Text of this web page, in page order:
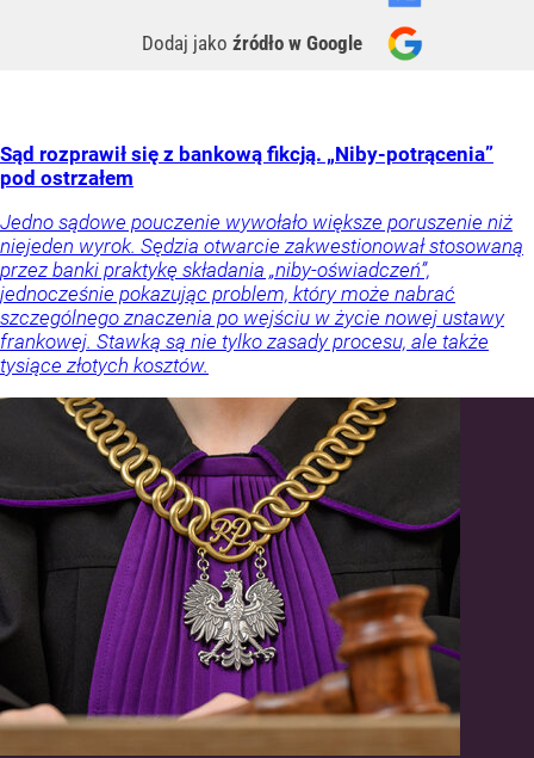
Dodaj jako źródło w Google
Sąd rozprawił się z bankową fikcją. „Niby-potrącenia”
pod ostrzałem
Jedno sądowe pouczenie wywołało większe poruszenie niż
niejeden wyrok. Sędzia otwarcie zakwestionował stosowaną
przez banki praktykę składania „niby-oświadczeń”,
jednocześnie pokazując problem, który może nabrać
szczególnego znaczenia po wejściu w życie nowej ustawy
frankowej. Stawką są nie tylko zasady procesu, ale także
tysiące złotych kosztów.